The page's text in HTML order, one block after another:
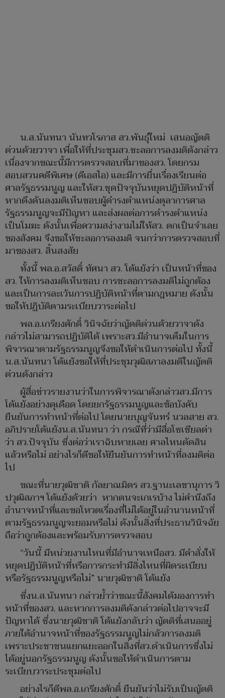
น.ส.นันทนา นันทวโรภาส สว.พันธุ์ใหม่ เสนอญัตติ
ด่วนด้วยวาจา เพื่อให้ที่ประชุมสว.ชะลอการลงมติดังกล่าว
เนื่องจากขณะนี้มีการตรวจสอบที่มาของสว. โดยกรม
สอบสวนคดีพิเศษ (ดีเอสไอ) และมีการยื่นเรื่องเรียนต่อ
ศาลรัฐธรรมนูญ และให้สว.ชุดปัจจุบันหยุดปฏิบัติหน้าที่
หากดึงดันลงมติเห็นชอบผู้ดำรงตำแหน่งตุลาการศาล
รัฐธรรมนูญจะมีปัญหา และส่งผลต่อการดำรงตำแหน่ง
เป็นโมฆะ ดังนั้นเพื่อความสง่างามไม่ให้สว. ตกเป็นจำเลย
ของสังคม จึงขอให้ชะลอการลงมติ จนกว่าการตรวจสอบที่
มาของสว. สิ้นสงสัย
ทั้งนี้ พล.อ.สวัสดิ์ ทัศนา สว. โต้แย้งว่า เป็นหน้าที่ของ
สว. ให้การลงมติเห็นชอบ การชะลอการลงมติไม่ถูกต้อง
และเป็นการละเว้นการปฏิบัติหน้าที่ตามกฎหมาย ดังนั้น
ขอให้ปฏิบัติตามระเบียบวาระต่อไป
พล.อ.เกรียงศักดิ์ วินิจฉัยว่าญัตติด่วนด้วยวาจาดัง
กล่าวไม่สามารถปฏิบัติได้ เพราะสว.มีอำนาจเต็มในการ
พิจารณาตามรัฐธรรมนูญจึงขอให้ดำเนินการต่อไป ทั้งนี้
น.ส.นันทนา โต้แย้งขอให้ที่ประชุมวุฒิสภาลงมติในญัตติ
ด่วนดังกล่าว
ผู้สื่อข่าวรายงานว่าในการพิจารณาดังกล่าวสว.มีการ
โต้แย้งอย่างดุเดือด โดยยกรัฐธรรมนูญและข้อบังคับ
ยืนยันการทำหน้าที่ต่อไป โดยนายบุญจันทร์ นวลสาย สว.
อภิปรายโต้แย้งน.ส.นันทนา ว่า กรณีที่ว่ามีสื่อโซเชียลด่า
ว่า สว.ปัจจุบัน ซึ่งต่อว่าเราฉิบหายเลย ศาลไหนตัดสิน
แล้วหรือไม่ อย่างไรก็ดีขอให้ยืนยันการทำหน้าที่ลงมติต่อ
ไป
ขณะที่นายวุฒิชาติ กัลยาณมิตร สว.ฐานะเลขานุการ วิ
ปวุฒิสภาฯ โต้แย้งด้วยว่า หากตนจะเกเรบ้าง ไม่คำนึงถึง
อำนาจหน้าที่และขอโหวตเรื่องที่ไม่ได้อยู่ในอำนานหน้าที่
ตามรัฐธรรมนูญจะยอมหรือไม่ ดังนั้นสิ่งที่ประธานวินิจฉัย
ถือว่าถูกต้องและพร้อมรับการตรวจสอบ
“วันนี้ มีหน่วยงานไหนที่มีอำนาจเหนือสว. มีคำสั่งให้
หยุดปฏิบัติหน้าที่หรือการกระทำมีสิ่งไหนที่ผิดระเบียบ
หรือรัฐธรรมนูญหรือไม่” นายวุฒิชาติ โต้แย้ง
ซึ่งน.ส.นันทนา กล่าวย้ำว่าขณะนี้สังคมได้มองการทำ
หน้าที่ของสว. และหากการลงมติดังกล่าวต่อไปอาจจะมี
ปัญหาได้ ซึ่งนายวุฒิชาติ โต้แย้งกลับว่า ญัตติที่เสนออยู่
ภายใต้อำนาจหน้าที่ของรัฐธรรมนูญไม่กลัวการลงมติ
เพราะประชาชนแยกแยะออกในสิ่งที่สว.ดำเนินการซึ่งไม่
ได้อยู่นอกรัฐธรรมนูญ ดังนั้นขอให้ดำเนินการตาม
ระเบียบวาระประชุมต่อไป
อย่างไรก็ดีพล.อ.เกรียงศักดิ์ ยืนยันว่าไม่รับเป็นญัตติ